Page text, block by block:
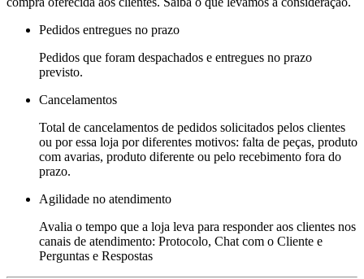
Pedidos entregues no prazo
Pedidos que foram despachados e entregues no prazo
previsto.
Cancelamentos
Total de cancelamentos de pedidos solicitados pelos clientes
ou por essa loja por diferentes motivos: falta de peças, produto
com avarias, produto diferente ou pelo recebimento fora do
prazo.
Agilidade no atendimento
Avalia o tempo que a loja leva para responder aos clientes nos
canais de atendimento: Protocolo, Chat com o Cliente e
Perguntas e Respostas